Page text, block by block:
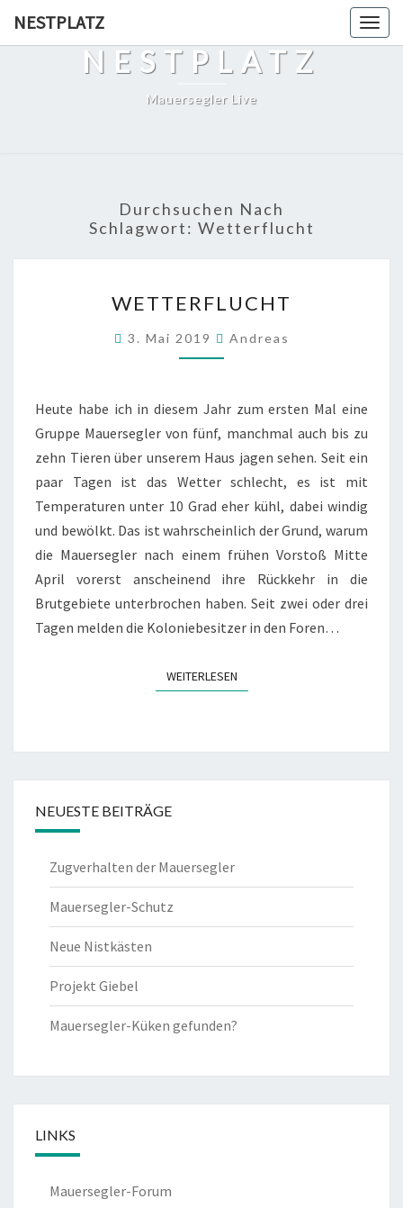
NESTPLATZ
NESTPLATZ
Mauersegler Live
Durchsuchen Nach
Schlagwort: Wetterflucht
WETTERFLUCHT
3. Mai 2019 Andreas
Heute habe ich in diesem Jahr zum ersten Mal eine
Gruppe Mauersegler von fünf, manchmal auch bis zu
zehn Tieren über unserem Haus jagen sehen. Seit ein
paar Tagen ist das Wetter schlecht, es ist mit
Temperaturen unter 10 Grad eher kühl, dabei windig
und bewölkt. Das ist wahrscheinlich der Grund, warum
die Mauersegler nach einem frühen Vorstoß Mitte
April vorerst anscheinend ihre Rückkehr in die
Brutgebiete unterbrochen haben. Seit zwei oder drei
Tagen melden die Koloniebesitzer in den Foren…
WEITERLESENWEITERLESEN
NEUESTE BEITRÄGE
Zugverhalten der Mauersegler
Mauersegler-Schutz
Neue Nistkästen
Projekt Giebel
Mauersegler-Küken gefunden?
LINKS
Mauersegler-Forum